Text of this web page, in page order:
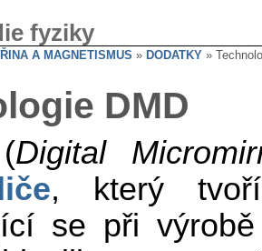
fyziky
A MAGNETISMUS » DODATKY »
DMD
Digital
, který
se při